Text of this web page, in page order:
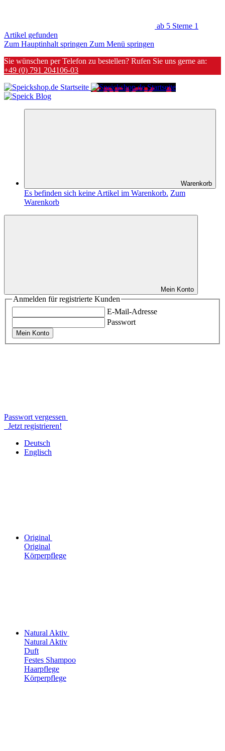
ab 5 Sterne 1
Artikel gefunden
Zum Hauptinhalt springen Zum Menü springen
Sie wünschen per Telefon zu bestellen? Rufen Sie uns gerne an:
+49 (0) 791 204106-03
Warenkorb
Es befinden sich keine Artikel im Warenkorb. Zum
Warenkorb
Mein Konto
Anmelden für registrierte Kunden
E-Mail-Adresse
Passwort
Mein Konto
Passwort vergessen
Jetzt registrieren!
Deutsch
Englisch
Original
Original
Körperpflege
Natural Aktiv
Natural Aktiv
Duft
Festes Shampoo
Haarpflege
Körperpflege